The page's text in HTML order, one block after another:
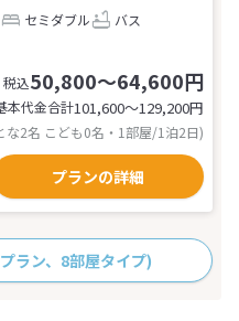
セミダブル
バス
税込50,800～64,600円
本代金合計101,600〜129,200円
な2名 こども0名・1部屋/1泊2日)
プランの詳細
ラン、8部屋タイプ)